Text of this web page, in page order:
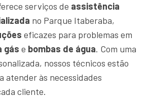
serviços de assistência
no Parque Itaberaba,
eficazes para problemas em
gás e bombas de água. Com uma
nossos técnicos estão
atender às necessidades
cliente.